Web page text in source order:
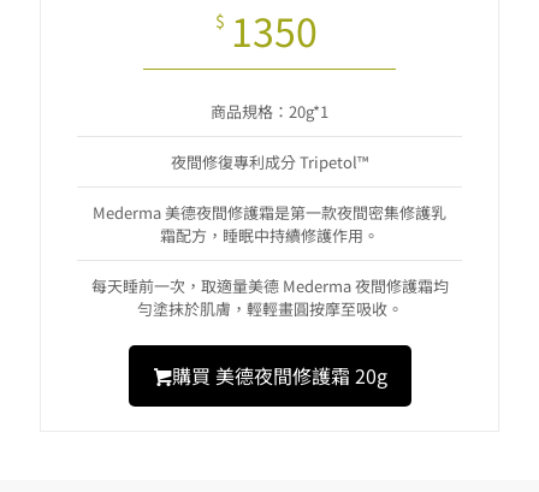
$ 1350
商品規格：20g*1
夜間修復專利成分 Tripetol™
Mederma 美德夜間修護霜是第一款夜間密集修護乳
霜配方，睡眠中持續修護作用。
每天睡前一次，取適量美德 Mederma 夜間修護霜均
勻塗抹於肌膚，輕輕畫圓按摩至吸收。
購買 美德夜間修護霜 20g